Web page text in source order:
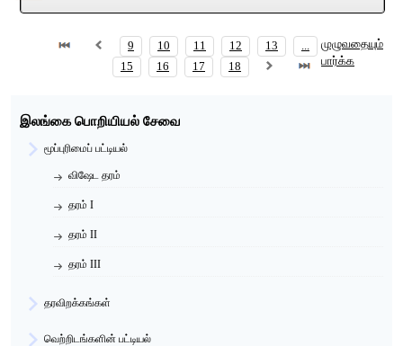
பிறந்த திகதி
07/02/1983
Date of Entry To SLAS
தரம் II இற்கு தரமுயர்வு பெற்ற திகதி
தற்போதைய சேவை நிலையம்
9 10 11 12 13
...
15
16 17 18
முழுவதையும்
பார்க்க
இலங்கை பொறியியல் சேவை
மூப்புரிமைப் பட்டியல்
விஷேட தரம்
தரம் I
தரம் II
தரம் III
தரவிறக்கங்கள்
வெற்றிடங்களின் பட்டியல்